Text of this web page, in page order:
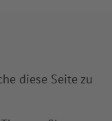
diese Seite zu